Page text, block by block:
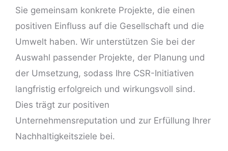
Sie gemeinsam konkrete Projekte, die einen
positiven Einfluss auf die Gesellschaft und die
Umwelt haben. Wir unterstützen Sie bei der
Auswahl passender Projekte, der Planung und
der Umsetzung, sodass Ihre CSR-Initiativen
langfristig erfolgreich und wirkungsvoll sind.
Dies trägt zur positiven
Unternehmensreputation und zur Erfüllung Ihrer
Nachhaltigkeitsziele bei.